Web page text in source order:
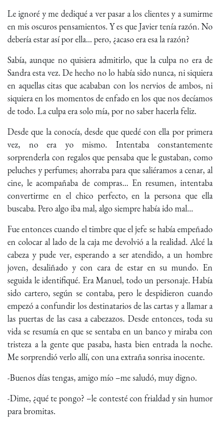
Le ignoré y me dediqué a ver pasar a los clientes y a sumirme
en mis oscuros pensamientos. Y es que Javier tenía razón. No
debería estar así por ella… pero, ¿acaso era esa la razón?
Sabía, aunque no quisiera admitirlo, que la culpa no era de
Sandra esta vez. De hecho no lo había sido nunca, ni siquiera
en aquellas citas que acababan con los nervios de ambos, ni
siquiera en los momentos de enfado en los que nos decíamos
de todo. La culpa era solo mía, por no saber hacerla feliz.
Desde que la conocía, desde que quedé con ella por primera
vez, no era yo mismo. Intentaba constantemente
sorprenderla con regalos que pensaba que le gustaban, como
peluches y perfumes; ahorraba para que saliéramos a cenar, al
cine, le acompañaba de compras… En resumen, intentaba
convertirme en el chico perfecto, en la persona que ella
buscaba. Pero algo iba mal, algo siempre había ido mal…
Fue entonces cuando el timbre que el jefe se había empeñado
en colocar al lado de la caja me devolvió a la realidad. Alcé la
cabeza y pude ver, esperando a ser atendido, a un hombre
joven, desaliñado y con cara de estar en su mundo. En
seguida le identifiqué. Era Manuel, todo un personaje. Había
sido cartero, según se contaba, pero le despidieron cuando
empezó a confundir los destinatarios de las cartas y a llamar a
las puertas de las casa a cabezazos. Desde entonces, toda su
vida se resumía en que se sentaba en un banco y miraba con
tristeza a la gente que pasaba, hasta bien entrada la noche.
Me sorprendió verlo allí, con una extraña sonrisa inocente.
-Buenos días tengas, amigo mío –me saludó, muy digno.
-Dime, ¿qué te pongo? –le contesté con frialdad y sin humor
para bromitas.